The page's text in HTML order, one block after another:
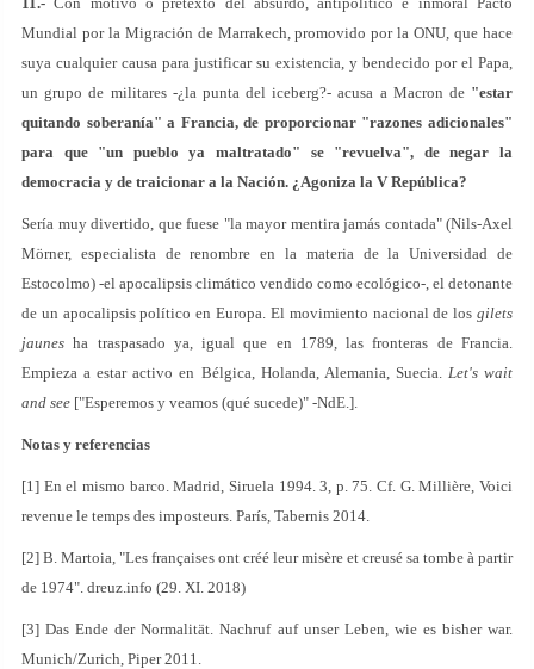
Mundial por la Migración de Marrakech, promovido por la ONU, que hace
suya cualquier causa para justificar su existencia, y bendecido por el Papa,
un grupo de militares -¿la punta del iceberg?- acusa a Macron de "estar
quitando soberanía" a Francia, de proporcionar "razones adicionales"
para que "un pueblo ya maltratado" se "revuelva", de negar la
democracia y de traicionar a la Nación. ¿Agoniza la V República?
Sería muy divertido, que fuese "la mayor mentira jamás contada" (Nils-Axel
Mörner, especialista de renombre en la materia de la Universidad de
Estocolmo) -el apocalipsis climático vendido como ecológico-, el detonante
de un apocalipsis político en Europa. El movimiento nacional de los gilets
jaunes ha traspasado ya, igual que en 1789, las fronteras de Francia.
Empieza a estar activo en Bélgica, Holanda, Alemania, Suecia. Let's wait
and see ["Esperemos y veamos (qué sucede)" -NdE.].
Notas y referencias
[1] En el mismo barco. Madrid, Siruela 1994. 3, p. 75. Cf. G. Millière, Voici
revenue le temps des imposteurs. París, Tabernis 2014.
[2] B. Martoia, "Les françaises ont créé leur misère et creusé sa tombe à partir
de 1974". dreuz.info (29. XI. 2018)
[3] Das Ende der Normalität. Nachruf auf unser Leben, wie es bisher war.
Munich/Zurich, Piper 2011.